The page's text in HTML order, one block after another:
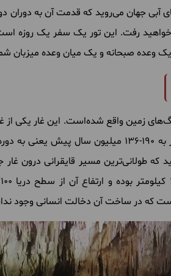
آبی جهان می‌روید که قدمت آن به
خواهید رفت. این تور یک سفر یک
وعده صبحانه و یک میان وعده میزبان
علی‌صدر 110 متر زیر سنگ‌های زمین واقع
به ثبت رسیده‌است. قدمت غار علی‌صدر به
که طولانی‌ترین مسیر قایقرانی درون
که در ساخت آن دخالت انسانی وجود